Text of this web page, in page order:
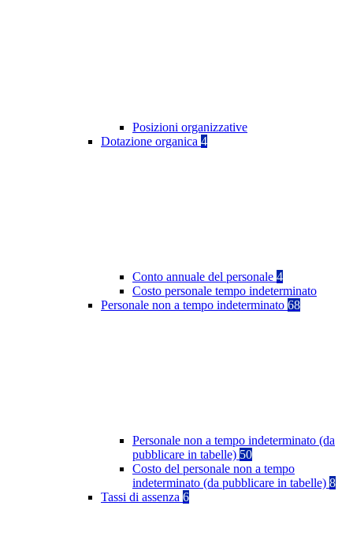
Posizioni organizzative
Dotazione organica 4
Conto annuale del personale 4
Costo personale tempo indeterminato
Personale non a tempo indeterminato 68
Personale non a tempo indeterminato (da
pubblicare in tabelle) 50
Costo del personale non a tempo
indeterminato (da pubblicare in tabelle) 8
Tassi di assenza 6